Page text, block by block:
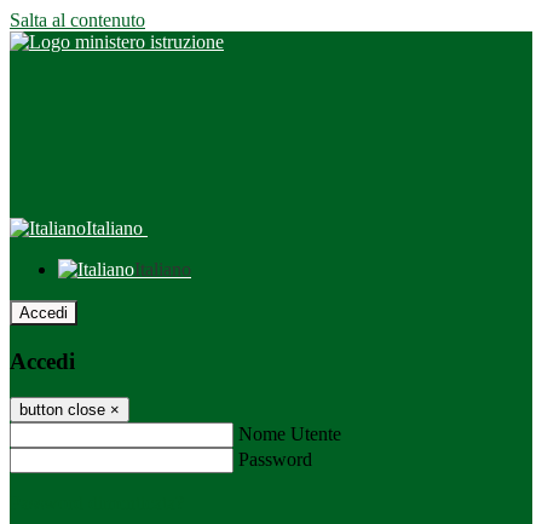
Salta al contenuto
Italiano
Italiano
Accedi
Accedi
button close ×
Nome Utente
Password